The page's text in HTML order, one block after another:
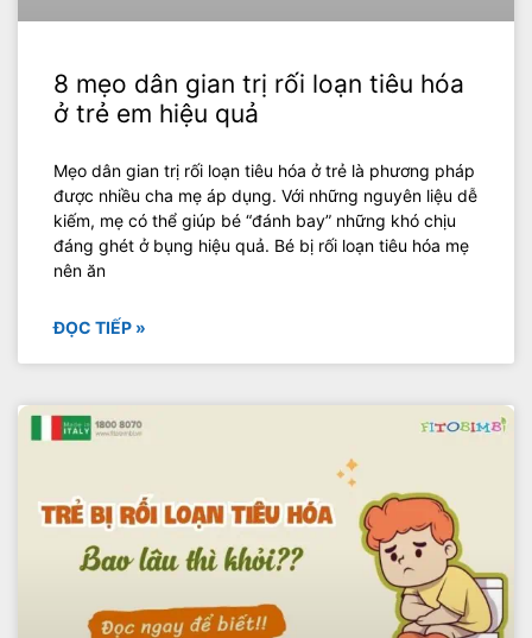
8 mẹo dân gian trị rối loạn tiêu hóa
ở trẻ em hiệu quả
Mẹo dân gian trị rối loạn tiêu hóa ở trẻ là phương pháp
được nhiều cha mẹ áp dụng. Với những nguyên liệu dễ
kiếm, mẹ có thể giúp bé “đánh bay” những khó chịu
đáng ghét ở bụng hiệu quả. Bé bị rối loạn tiêu hóa mẹ
nên ăn
ĐỌC TIẾP »